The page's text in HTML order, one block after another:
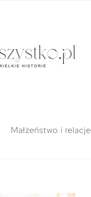
Małżeństwo i relacje